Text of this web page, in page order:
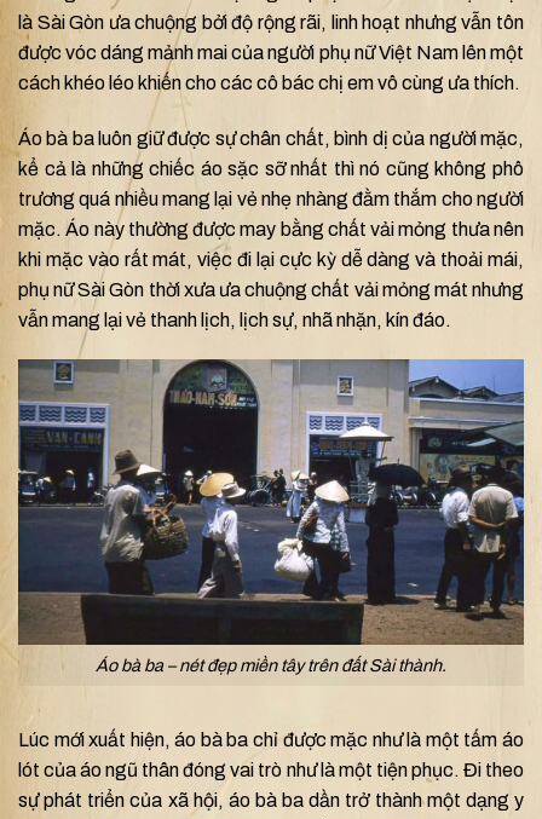
là Sài Gòn ưa chuộng bởi độ rộng rãi, linh hoạt nhưng vẫn tôn
được vóc dáng mảnh mai của người phụ nữ Việt Nam lên một
cách khéo léo khiến cho các cô bác chị em vô cùng ưa thích.
Áo bà ba luôn giữ được sự chân chất, bình dị của người mặc,
kể cả là những chiếc áo sặc sỡ nhất thì nó cũng không phô
trương quá nhiều mang lại vẻ nhẹ nhàng đằm thắm cho người
mặc.Áo này thường được may bằng chất vải mỏng thưa nên
khi mặc vào rất mát, việc đi lại cực kỳ dễ dàng và thoải mái,
phụ nữ Sài Gòn thời xưa ưa chuộng chất vải mỏng mát nhưng
vẫn mang lại vẻ thanh lịch, lịch sự, nhã nhặn, kín đáo.
Áo bà ba – nét đẹp miền tây trên đất Sài thành.
Lúc mới xuất hiện, áo bà ba chỉ được mặc như là một tấm áo
lót của áo ngũ thân đóng vai trò như là một tiện phục. Đi theo
sự phát triển của xã hội, áo bà ba dần trở thành một dạng y